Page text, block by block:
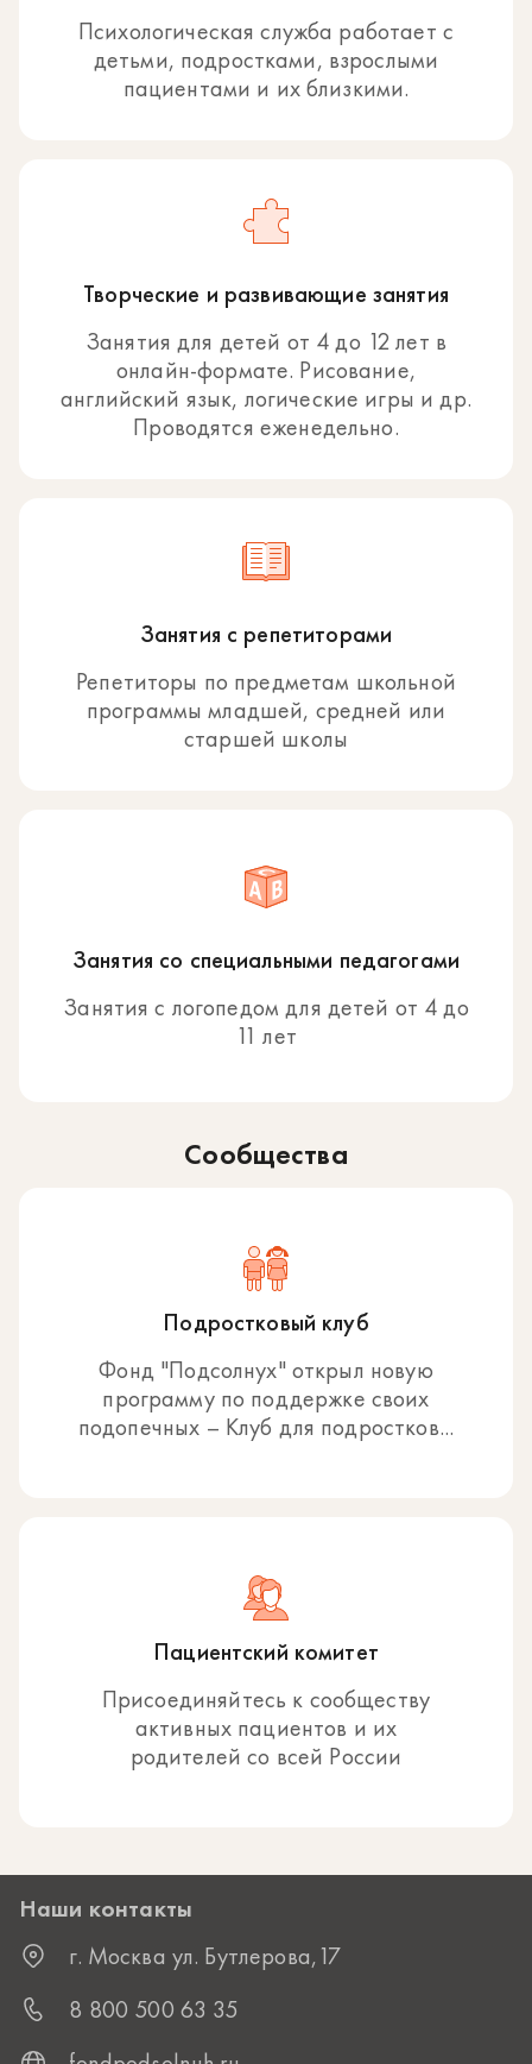
Психологическая служба работает с
детьми, подростками, взрослыми
пациентами и их близкими.
Творческие и развивающие занятия
Занятия для детей от 4 до 12 лет в
онлайн-формате. Рисование,
английский язык, логические игры и др.
Проводятся еженедельно.
Занятия с репетиторами
Репетиторы по предметам школьной
программы младшей, средней или
старшей школы
Занятия со специальными педагогами
Занятия с логопедом для детей от 4 до
11 лет
Сообщества
Подростковый клуб
Фонд "Подсолнух" открыл новую
программу по поддержке своих
подопечных – Клуб для подростков...
Пациентский комитет
Присоединяйтесь к сообществу
активных пациентов и их
родителей со всей России
Наши контакты
г. Москва ул. Бутлерова,17
8 800 500 63 35